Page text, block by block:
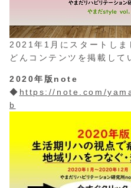
2021年1月にスタートし
どんコンテンツを掲載して
2020年版note
◆ https://note.com/
b